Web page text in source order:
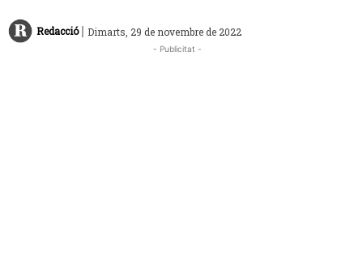
Redacció | Dimarts, 29 de novembre de 2022
- Publicitat -